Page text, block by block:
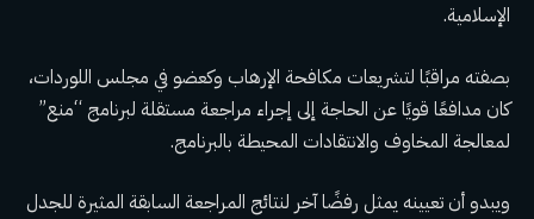
الإسلامية.
بصفته مراقبًا لتشريعات مكافحة الإرهاب وكعضو في مجلس اللوردات،
كان مدافعًا قويًا عن الحاجة إلى إجراء مراجعة مستقلة لبرنامج “منع”
لمعالجة المخاوف والانتقادات المحيطة بالبرنامج.
ويبدو أن تعيينه يمثل رفضًا آخر لنتائج المراجعة السابقة المثيرة للجدل